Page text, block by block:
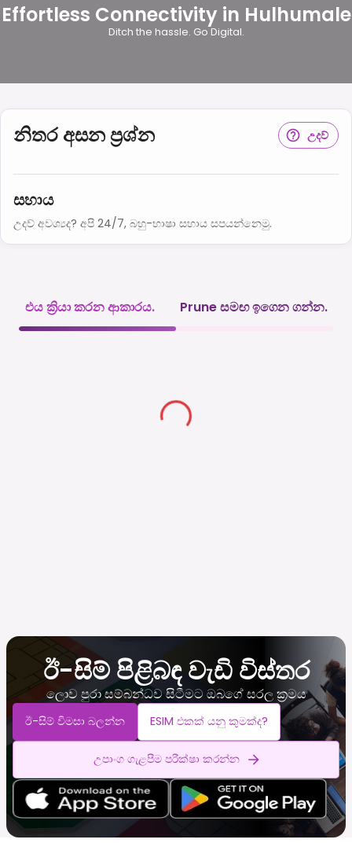
Effortless Connectivity in Hulhumale
Ditch the hassle. Go Digital.
නිතර අසන ප්‍රශ්න උදව්
සහාය
උදව් අවශ්‍යද? අපි 24/7, බහු-භාෂා සහාය සපයන්නෙමු.
එය ක්‍රියා කරන ආකාරය. Prune සමඟ ඉගෙන ගන්න.
ඊ-සිම් පිළිබඳ වැඩි විස්තර
ලොව පුරා සම්බන්ධව සිටීමට ඔබගේ සරල ක්‍රමය
ඊ-සිම් විමසා බලන්න ESIM එකක් යනු කුමක්ද?
උපාංග ගැළපීම පරීක්ෂා කරන්න